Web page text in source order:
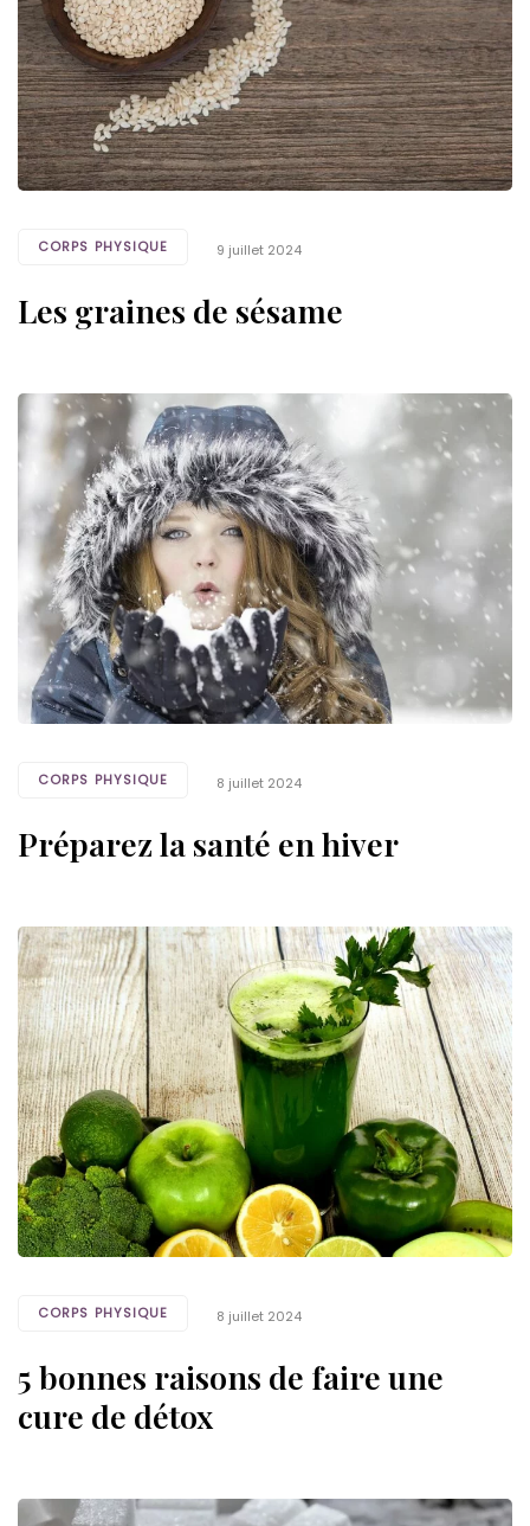
CORPS PHYSIQUE 9 juillet 2024
Les graines de sésame
CORPS PHYSIQUE 8 juillet 2024
Préparez la santé en hiver
Tags
CORPS PHYSIQUE 8 juillet 2024
5 bonnes raisons de faire une
cure de détox
Tags